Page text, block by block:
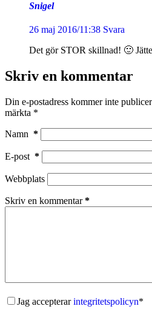
Snigel
26 maj 2016/11:38 Svara
Det gör STOR skillnad! 🙂
Skriv en kommentar
Din e-postadress kommer inte
märkta *
Namn *
E-post *
Webbplats
Skriv en kommentar*
Jag accepterarintegritetspolicyn*